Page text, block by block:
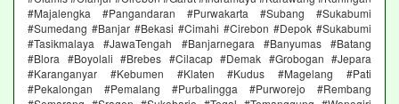
#Majalengka #Pangandaran #Purwakarta #Subang #Sukabumi
#Sumedang #Banjar #Bekasi #Cimahi #Cirebon #Depok #Sukabumi
#Tasikmalaya #JawaTengah #Banjarnegara #Banyumas #Batang
#Blora #Boyolali #Brebes #Cilacap #Demak #Grobogan #Jepara
#Karanganyar #Kebumen #Klaten #Kudus #Magelang #Pati
#Pekalongan #Pemalang #Purbalingga #Purworejo #Rembang